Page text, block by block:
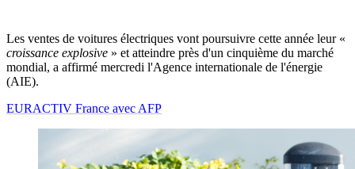
Les ventes de voitures électriques vont poursuivre cette année leur «
croissance explosive » et atteindre près d'un cinquième du marché
mondial, a affirmé mercredi l'Agence internationale de l'énergie
(AIE).
EURACTIV France avec AFP